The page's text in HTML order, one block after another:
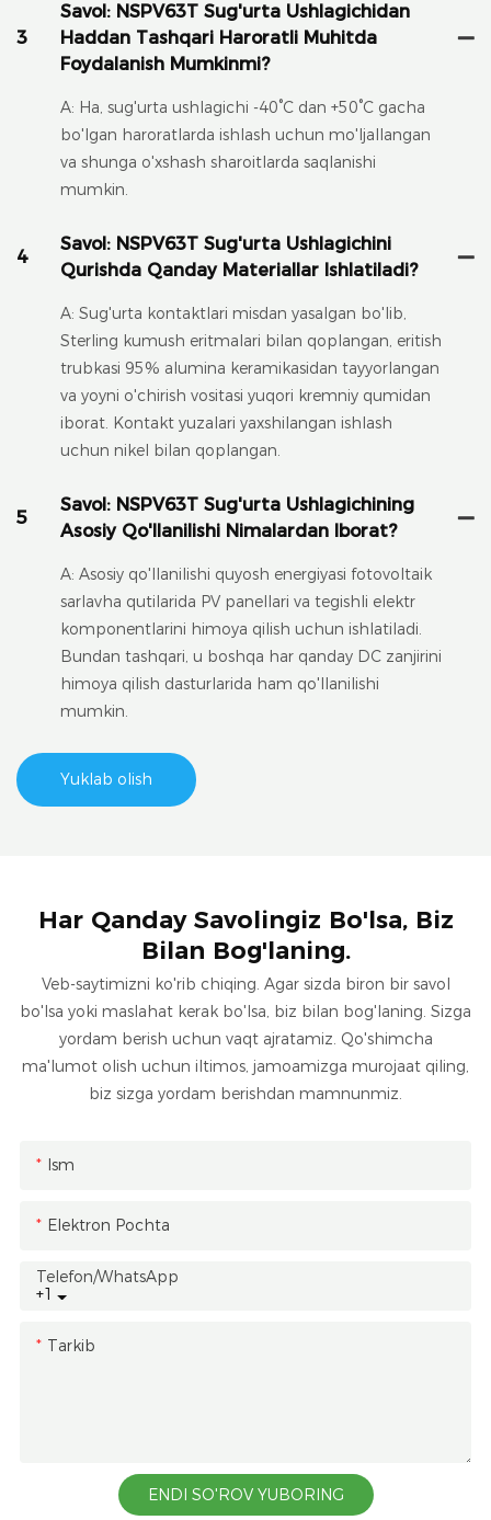
3
Savol: NSPV63T Sug'urta Ushlagichidan
Haddan Tashqari Haroratli Muhitda
Foydalanish Mumkinmi?
A: Ha, sug'urta ushlagichi -40°C dan +50°C gacha
bo'lgan haroratlarda ishlash uchun mo'ljallangan
va shunga o'xshash sharoitlarda saqlanishi
mumkin.
4
Savol: NSPV63T Sug'urta Ushlagichini
Qurishda Qanday Materiallar Ishlatiladi?
A: Sug'urta kontaktlari misdan yasalgan bo'lib,
Sterling kumush eritmalari bilan qoplangan, eritish
trubkasi 95% alumina keramikasidan tayyorlangan
va yoyni o'chirish vositasi yuqori kremniy qumidan
iborat. Kontakt yuzalari yaxshilangan ishlash
uchun nikel bilan qoplangan.
5
Savol: NSPV63T Sug'urta Ushlagichining
Asosiy Qo'llanilishi Nimalardan Iborat?
A: Asosiy qo'llanilishi quyosh energiyasi fotovoltaik
sarlavha qutilarida PV panellari va tegishli elektr
komponentlarini himoya qilish uchun ishlatiladi.
Bundan tashqari, u boshqa har qanday DC zanjirini
himoya qilish dasturlarida ham qo'llanilishi
mumkin.
Yuklab olish
Har Qanday Savolingiz Bo'lsa, Biz
Bilan Bog'laning.
Veb-saytimizni ko'rib chiqing. Agar sizda biron bir savol
bo'lsa yoki maslahat kerak bo'lsa, biz bilan bog'laning. Sizga
yordam berish uchun vaqt ajratamiz. Qo'shimcha
ma'lumot olish uchun iltimos, jamoamizga murojaat qiling,
biz sizga yordam berishdan mamnunmiz.
Ism
Elektron Pochta
+1
Telefon/whatsApp
Tarkib
ENDI SO'ROV YUBORING